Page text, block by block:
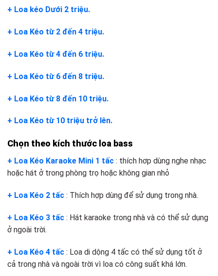
+ Loa kéo Dưới 2 triệu.
+ Loa Kéo từ 2 đến 4 triệu.
+ Loa Kéo từ 4 đến 6 triệu.
+ Loa Kéo từ 6 đến 8 triệu.
+ Loa Kéo từ 8 đến 10 triệu.
+ Loa Kéo từ 10 triệu trở lên.
Chọn theo kích thước loa bass
+ Loa Kéo Karaoke Mini 1 tấc : thích hơp dùng nghe nhạc
hoặc hát ở trong phòng trọ hoặc không gian nhỏ
+ Loa Kéo 2 tấc : Thích hợp dùng để sử dụng trong nhà.
+ Loa Kéo 3 tấc : Hát karaoke trong nhà và có thể sử dụng
ở ngoài trời.
+ Loa Kéo 4 tấc : Loa di dộng 4 tấc có thể sử dụng tốt ở
cả trong nhà và ngoài trời vì loa có công suất khá lớn.